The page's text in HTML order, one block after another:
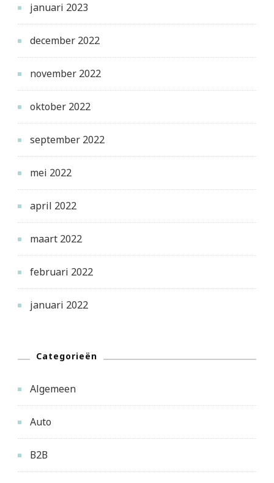
januari 2023
december 2022
november 2022
oktober 2022
september 2022
mei 2022
april 2022
maart 2022
februari 2022
januari 2022
Categorieën
Algemeen
Auto
B2B